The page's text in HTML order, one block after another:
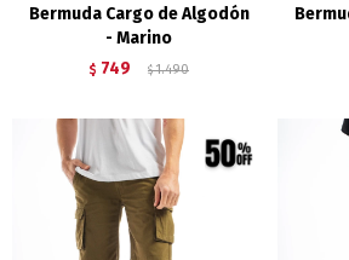
Bermuda Cargo de Algodón
- Marino
$ 749 $ 1.490